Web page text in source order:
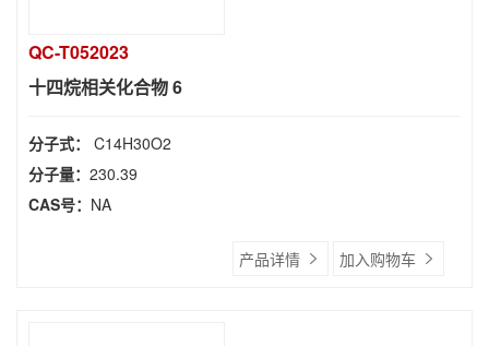
QC-T052023
十四烷相关化合物 6
分子式： C14H30O2
分子量： 230.39
CAS号： NA
产品详情 加入购物车